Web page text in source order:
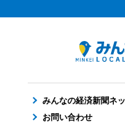
みんなの経済新聞ネ
お問い合わせ